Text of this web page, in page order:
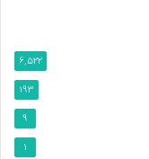
6,522
193
9
1